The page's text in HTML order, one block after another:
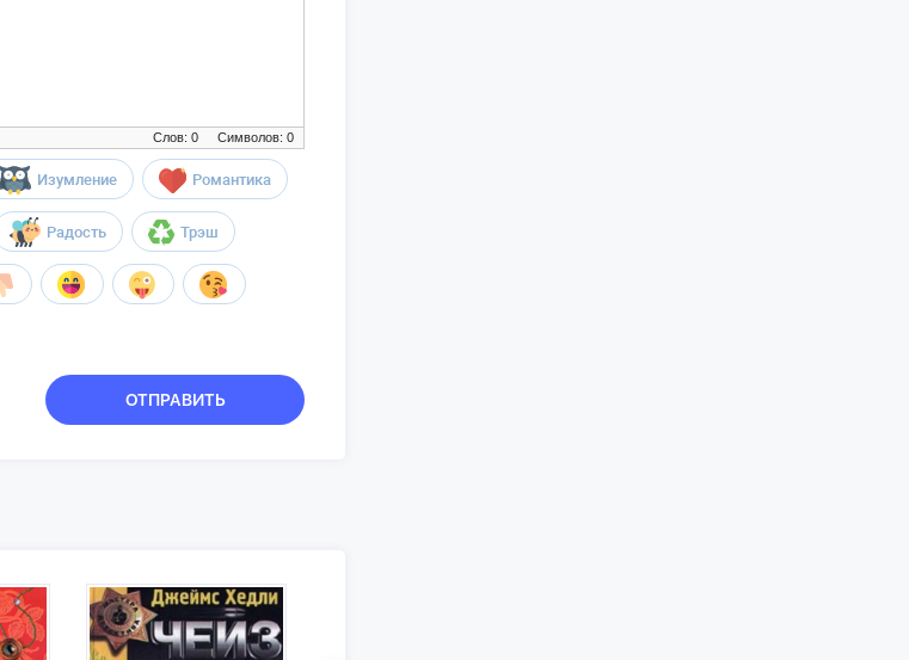
Символов: 0
Слов: 0
Изумление Романтика
Радость Трэш
ОТПРАВИТЬ